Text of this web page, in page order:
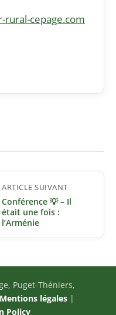
rural-cepage.com
ARTICLE SUIVANT
Conférence 💡 – Il
était une fois :
l’Arménie
Puget-Théniers,
Mentions légales |
Policy